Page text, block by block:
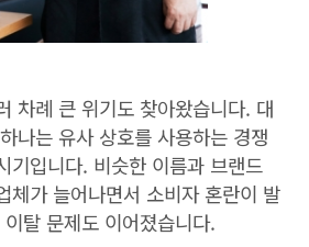
차례 큰 위기도 찾아왔습니다. 대
나는 유사 상호를 사용하는 경쟁
기입니다. 비슷한 이름과 브랜드
체가 늘어나면서 소비자 혼란이 발
탈 문제도 이어졌습니다.